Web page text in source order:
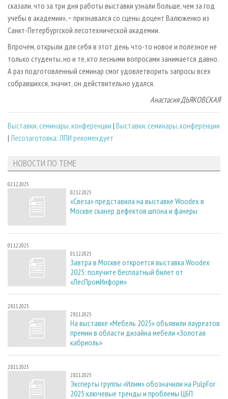
сказали, что за три дня работы выставки узнали больше, чем за год
учебы в академии», − признавался со сцены доцент Валюженко из
Санкт-Петербургской лесотехнической академии.
Впрочем, открыли для себя в этот день что-то новое и полезное не
только студенты, но и те, кто лесными вопросами занимается давно.
А раз подготовленный семинар смог удовлетворить запросы всех
собравшихся, значит, он действительно удался.
Анастасия ДЬЯКОВСКАЯ
Выставки, семинары, конференции | Выставки, семинары, конференции
| Лесозаготовка: ЛПИ рекомендует
НОВОСТИ ПО ТЕМЕ
02.12.2025
02.12.2025
«Свеза» представила на выставке Woodex в
Москве сканер дефектов шпона и фанеры
01.12.2025
01.12.2025
Завтра в Москве откроется выставка Woodex
2025: получите бесплатный билет от
«ЛесПромИнформ»
28.11.2025
28.11.2025
На выставке «Мебель 2025» объявили лауреатов
премии в области дизайна мебели «Золотая
кабриоль»
28.11.2025
28.11.2025
Эксперты группы «Илим» обозначили на PulpFor
2025 ключевые тренды и проблемы ЦБП